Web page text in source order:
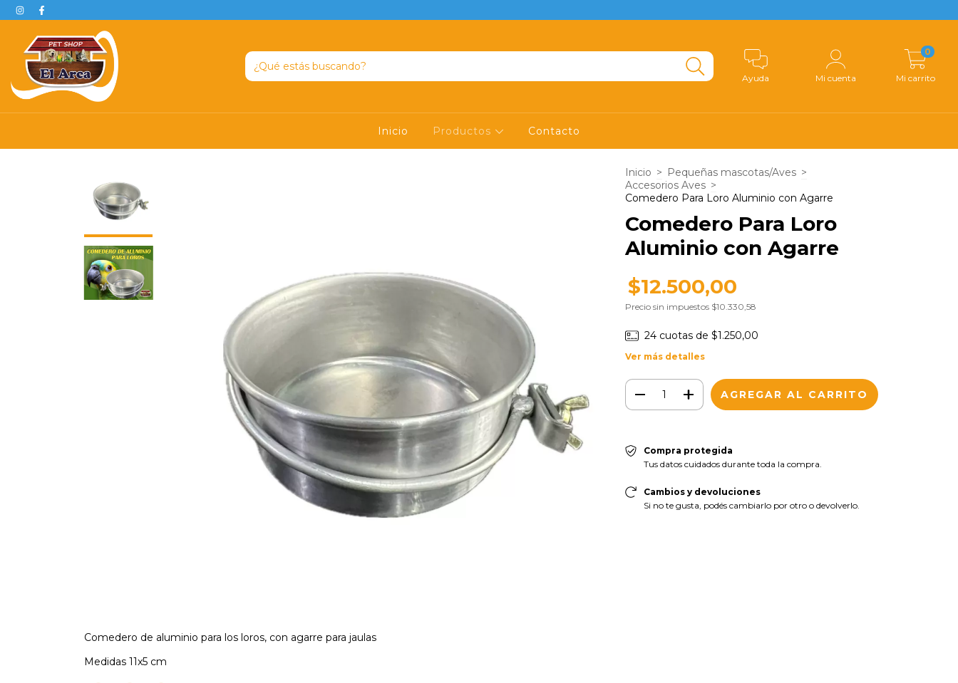
Ayuda Mi cuenta Mi carrito
0
Inicio Productos Contacto
Comedero de aluminio para los loros, con agarre para jaulas
Medidas 11x5 cm
Inicio > Pequeñas mascotas/Aves >
Accesorios Aves >
Comedero Para Loro Aluminio con Agarre
Comedero Para Loro
Aluminio con Agarre
$12.500,00
Precio sin impuestos $10.330,58
24 cuotas de $1.250,00
Ver más detalles
Compra protegida
Tus datos cuidados durante toda la compra.
Cambios y devoluciones
Si no te gusta, podés cambiarlo por otro o devolverlo.